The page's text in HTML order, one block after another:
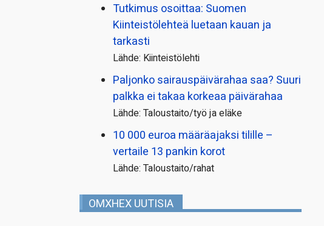
Tutkimus osoittaa: Suomen
Kiinteistölehteä luetaan kauan ja
tarkasti
Lähde: Kiinteistölehti
Paljonko sairauspäivä­rahaa saa? Suuri
palkka ei takaa korkeaa päivärahaa
Lähde: Taloustaito/työ ja eläke
10 000 euroa määräajaksi tilille –
vertaile 13 pankin korot
Lähde: Taloustaito/rahat
OMXHEX UUTISIA